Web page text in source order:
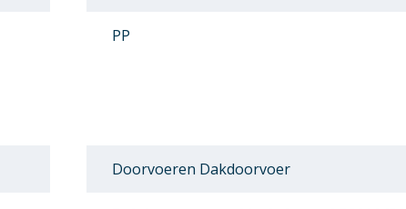
PP
Doorvoeren Dakdoorvoer